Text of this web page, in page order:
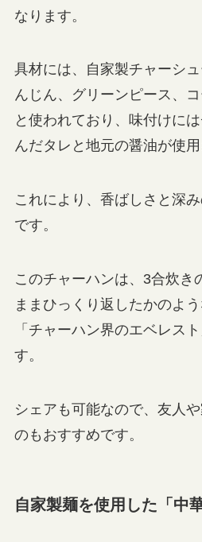
なります。
具材には、自家製チャーシ
んじん、グリーンピース、
と使われており、味付けに
んだタレと地元の醤油が使用
これにより、香ばしさと深
です。
このチャーハンは、3合炊き
ままひっくり返したかのよ
「チャーハン界のエベレス
す。
シェアも可能なので、友人
のもおすすめです。
自家製麺を使用した「中